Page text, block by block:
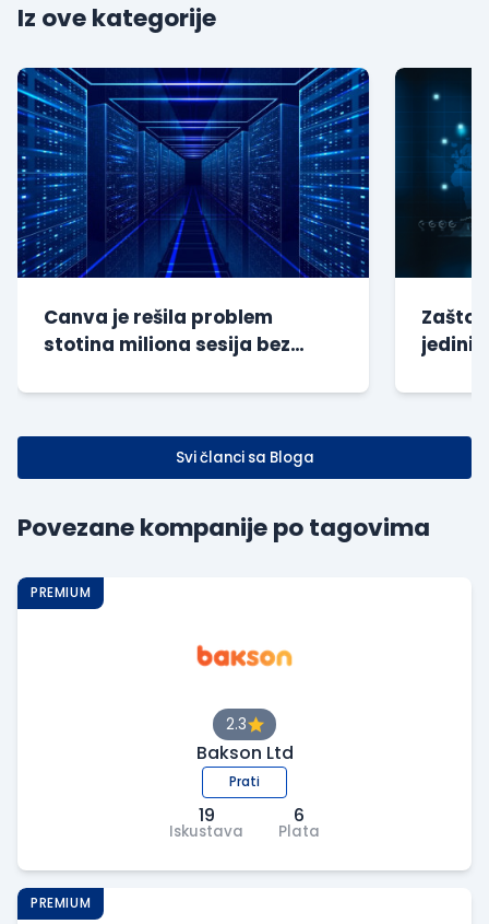
Iz ove kategorije
Canva je rešila problem
stotina miliona sesija bez
Zašto
jedini
Svi članci sa Bloga
Povezane kompanije po tagovima
2.3
Bakson Ltd
Prati
19
Iskustava
6
Plata
PREMIUM
PREMIUM